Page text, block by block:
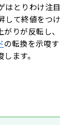
とりわけ注
して終値をつ
りが反転し
の転換を示唆
ます。